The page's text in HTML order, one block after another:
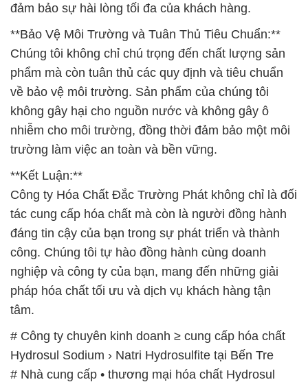
đảm bảo sự hài lòng tối đa của khách hàng.
**Bảo Vệ Môi Trường và Tuân Thủ Tiêu Chuẩn:**
Chúng tôi không chỉ chú trọng đến chất lượng sản
phẩm mà còn tuân thủ các quy định và tiêu chuẩn
về bảo vệ môi trường. Sản phẩm của chúng tôi
không gây hại cho nguồn nước và không gây ô
nhiễm cho môi trường, đồng thời đảm bảo một môi
trường làm việc an toàn và bền vững.
**Kết Luận:**
Công ty Hóa Chất Đắc Trường Phát không chỉ là đối
tác cung cấp hóa chất mà còn là người đồng hành
đáng tin cậy của bạn trong sự phát triển và thành
công. Chúng tôi tự hào đồng hành cùng doanh
nghiệp và công ty của bạn, mang đến những giải
pháp hóa chất tối ưu và dịch vụ khách hàng tận
tâm.
# Công ty chuyên kinh doanh ≥ cung cấp hóa chất
Hydrosul Sodium › Natri Hydrosulfite tại Bến Tre
# Nhà cung cấp • thương mại hóa chất Hydrosul